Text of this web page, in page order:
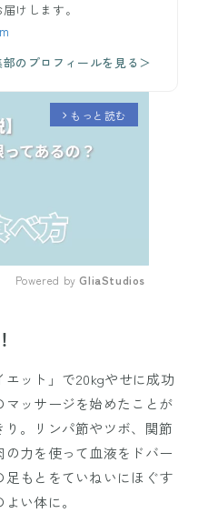
けします。
のプロフィールを見る＞
arrow_forward_ios もっと読む
Powered by GliaStudios
ット」で20kgやせに成功
マッサージを始めたことが
。リンパ節やツボ、関節
力を使って血液をドバー
もとをていねいにほぐす
い体に。